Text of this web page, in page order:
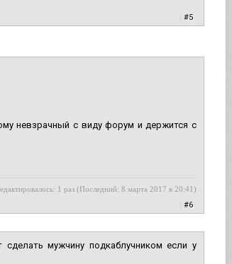
#5
невзрачный с виду форум и держится с
1 раз (Последний: 8 марта 2017 в 20:41)
#6
мужчину подкаблучником если у